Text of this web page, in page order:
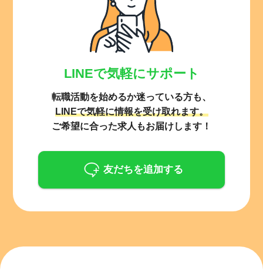
LINEで気軽にサポート
転職活動を始めるか迷っている方も、
LINEで気軽に情報を受け取れます。
ご希望に合った求人もお届けします！
友だちを追加する